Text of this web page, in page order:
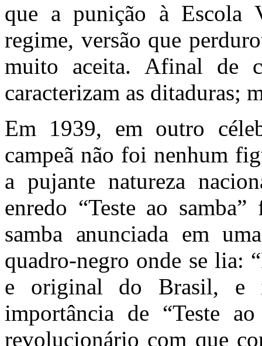
que a punição à Escola
regime, versão que
muito aceita. Afinal de
caracterizam as ditaduras;
Em 1939, em outro
campeã não foi nenhum
a pujante natureza
enredo “Teste ao
samba anunciada em
quadro-negro onde se lia:
e original do Brasil, e
importância de “Teste
revolucionário com que